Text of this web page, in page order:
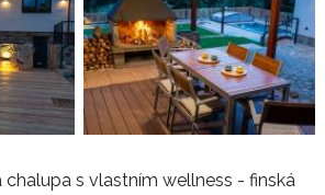
s vlastním wellness - finská